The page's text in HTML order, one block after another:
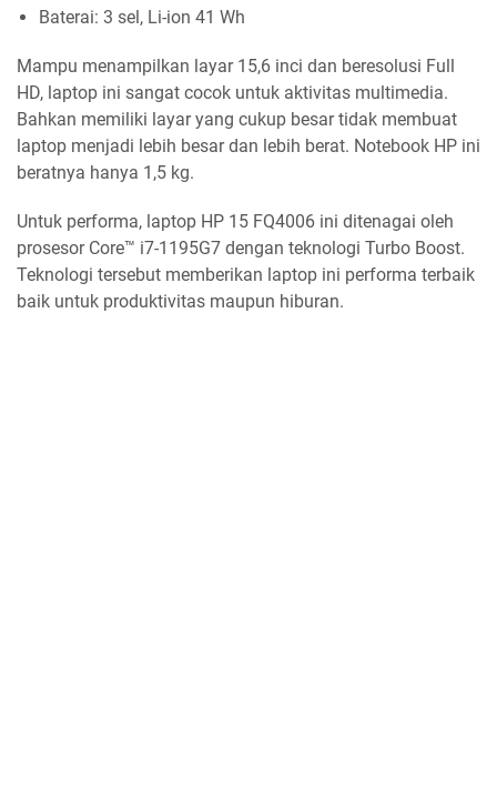
Baterai: 3 sel, Li-ion 41 Wh
Mampu menampilkan layar 15,6 inci dan beresolusi Full
HD, laptop ini sangat cocok untuk aktivitas multimedia.
Bahkan memiliki layar yang cukup besar tidak membuat
laptop menjadi lebih besar dan lebih berat. Notebook HP ini
beratnya hanya 1,5 kg.
Untuk performa, laptop HP 15 FQ4006 ini ditenagai oleh
prosesor Core™ i7-1195G7 dengan teknologi Turbo Boost.
Teknologi tersebut memberikan laptop ini performa terbaik
baik untuk produktivitas maupun hiburan.